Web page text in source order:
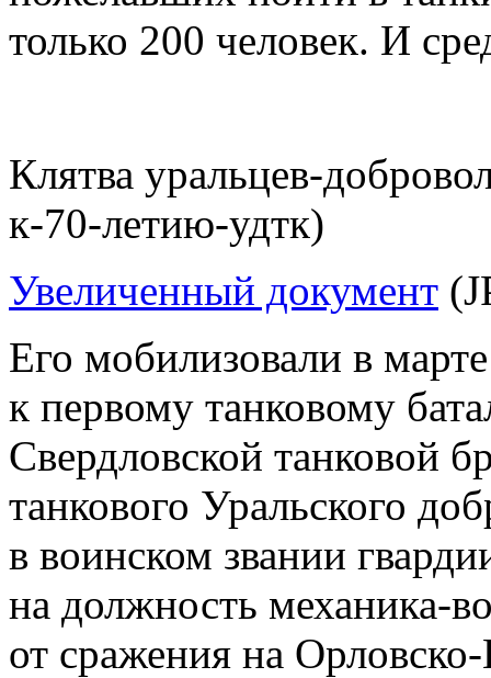
только 200 человек. И
Клятва уральцев-
к-70-летию-удтк)
Увеличенный документ
Его мобилизовали в
к первому танковому
Свердловской танковой
танкового Уральского
в воинском звании
на должность механика-
от сражения на